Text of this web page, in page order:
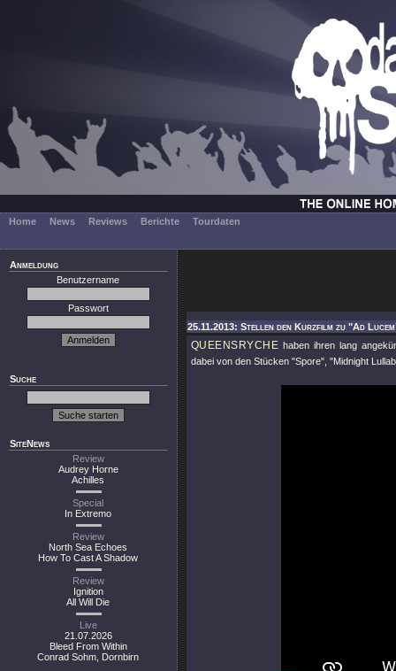
Home News Reviews Berichte Tourdaten
Anmeldung
Benutzername
Passwort
Suche
SiteNews
Review
Audrey Horne
Achilles
Special
In Extremo
Review
North Sea Echoes
How To Cast A Shadow
Review
Ignition
All Will Die
Live
21.07.2026
Bleed From Within
Conrad Sohm, Dornbirn
25.11.2013: Stellen den Kurzfilm zu "Ad
QUEENSRYCHE haben ihren lang
dabei von den Stücken "Spore", "Midnight